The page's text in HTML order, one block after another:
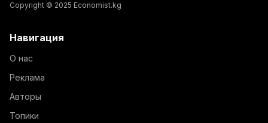
Copyright © 2025 Economist.kg
Навигация
О нас
Реклама
Авторы
Топики